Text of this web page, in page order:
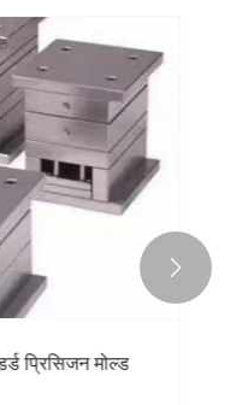
मिळते: ग्राहक
स्वीकारतो
